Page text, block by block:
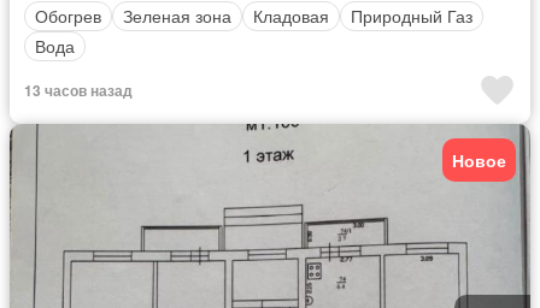
Обогрев
Зеленая зона Кладовая
Природный Газ
Вода
13 часов назад
Новое